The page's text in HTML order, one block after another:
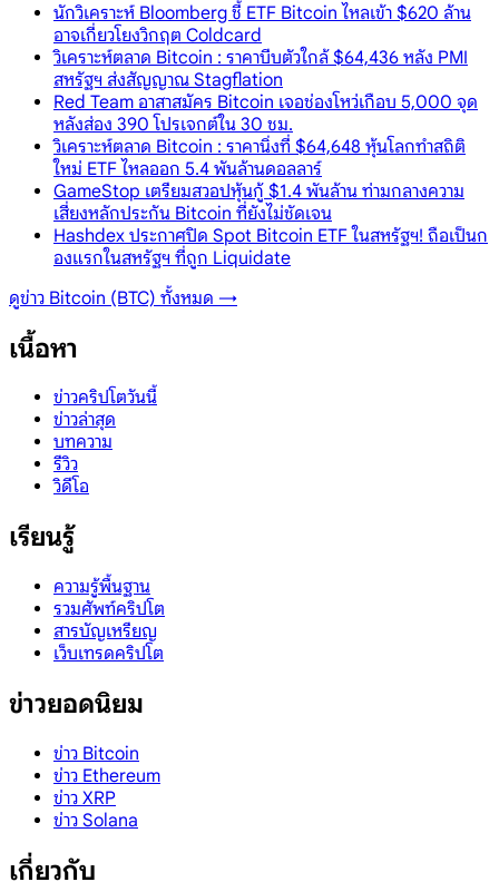
นักวิเคราะห์ Bloomberg ชี้ ETF Bitcoin ไหลเข้า $620 ล้าน
อาจเกี่ยวโยงวิกฤต Coldcard
วิเคราะห์ตลาด Bitcoin : ราคาบีบตัวใกล้ $64,436 หลัง PMI
สหรัฐฯ ส่งสัญญาณ Stagflation
Red Team อาสาสมัคร Bitcoin เจอช่องโหว่เกือบ 5,000 จุด
หลังส่อง 390 โปรเจกต์ใน 30 ชม.
วิเคราะห์ตลาด Bitcoin : ราคานิ่งที่ $64,648 หุ้นโลกทำสถิติ
ใหม่ ETF ไหลออก 5.4 พันล้านดอลลาร์
GameStop เตรียมสวอปหุ้นกู้ $1.4 พันล้าน ท่ามกลางความ
เสี่ยงหลักประกัน Bitcoin ที่ยังไม่ชัดเจน
Hashdex ประกาศปิด Spot Bitcoin ETF ในสหรัฐฯ! ถือเป็นก
องแรกในสหรัฐฯ ที่ถูก Liquidate
ดูข่าว Bitcoin (BTC) ทั้งหมด →
เนื้อหา
ข่าวคริปโตวันนี้
ข่าวล่าสุด
บทความ
รีวิว
วิดีโอ
เรียนรู้
ความรู้พื้นฐาน
รวมศัพท์คริปโต
สารบัญเหรียญ
เว็บเทรดคริปโต
ข่าวยอดนิยม
ข่าว Bitcoin
ข่าว Ethereum
ข่าว XRP
ข่าว Solana
เกี่ยวกับ